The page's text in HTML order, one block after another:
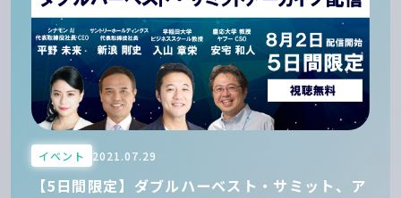
イベント 2021.07.29
【5日間限定】ダブルハーベスト・サミット、ア